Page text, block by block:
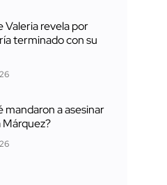
Valeria revela por
terminado con su
mandaron a asesinar
Márquez?